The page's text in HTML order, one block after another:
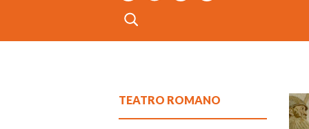
TEATRO ROMANO